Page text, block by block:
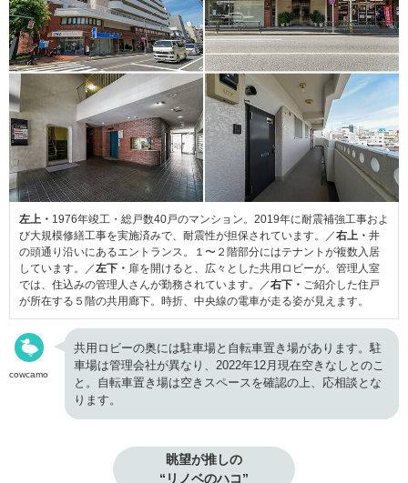
左上・ 1976年竣工・総戸数40戸のマンション。2019年に耐震補強工事およ
び大規模修繕工事を実施済みで、耐震性が担保されています。／右上・ 井
の頭通り沿いにあるエントランス。１〜２階部分にはテナントが複数入居
しています。／左下・ 扉を開けると、広々とした共用ロビーが。管理人室
では、住込みの管理人さんが勤務されています。／右下・ ご紹介した住戸
が所在する５階の共用廊下。時折、中央線の電車が走る姿が見えます。
cowcamo
共用ロビーの奥には駐車場と自転車置き場があります。駐
車場は管理会社が異なり、2022年12月現在空きなしとのこ
と。自転車置き場は空きスペースを確認の上、応相談とな
ります。
眺望が推しの
“リノベのハコ”